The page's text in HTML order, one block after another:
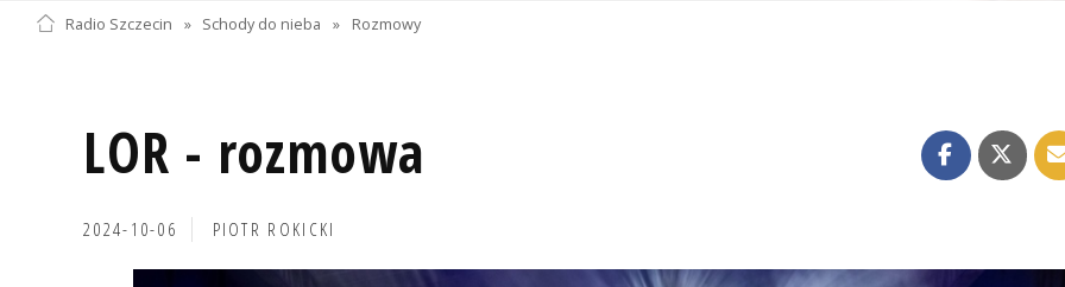
Radio Szczecin » Schody do nieba » Rozmowy
LOR - rozmowa
2024-10-06 PIOTR ROKICKI